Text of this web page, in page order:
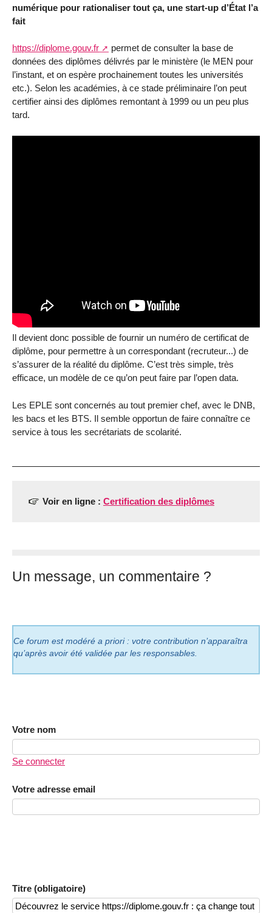
numérique pour rationaliser tout ça, une start-up d’État l’a
fait
https://diplome.gouv.fr
permet de consulter la base de
données des diplômes délivrés par le ministère (le MEN pour
l’instant, et on espère prochainement toutes les universités
etc.). Selon les académies, à ce stade préliminaire l’on peut
certifier ainsi des diplômes remontant à 1999 ou un peu plus
tard.
Il devient donc possible de fournir un numéro de certificat de
diplôme, pour permettre à un correspondant (recruteur...) de
s’assurer de la réalité du diplôme. C’est très simple, très
efficace, un modèle de ce qu’on peut faire par l’open data.
Les EPLE sont concernés au tout premier chef, avec le DNB,
les bacs et les BTS. Il semble opportun de faire connaître ce
service à tous les secrétariats de scolarité.
Voir en ligne : Certification des diplômes
Un message, un commentaire ?
Ce forum est modéré a priori : votre contribution n’apparaîtra
qu’après avoir été validée par les responsables.
Votre nom
Se connecter
Votre adresse email
Titre (obligatoire)